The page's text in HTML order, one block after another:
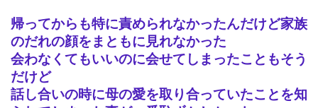
帰ってからも特に責められなかったんだけど家族
のだれの顔をまともに見れなかった
会わなくてもいいのに会せてしまったこともそう
だけど
話し合いの時に母の愛を取り合っていたことを知